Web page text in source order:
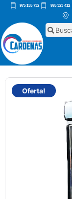
975 155 732 995 323 412
Oferta!